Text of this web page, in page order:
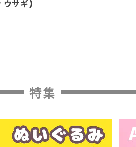
サギ)
特集